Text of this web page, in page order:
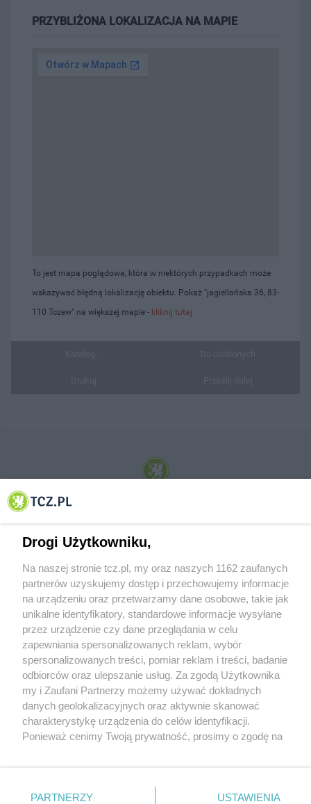
PRZYBLIŻONA LOKALIZACJA NA MAPIE
To jest mapa poglądowa, która w niektórych przypadkach może
wskazywać błędną lokalizację obiektu. Pokaż "jagiellońska 36, 83-
110 Tczew" na większej mapie - kliknij tutaj
© 2001-2026 Tczew - TCZ.PL Sp. z o.o. Internetowy Serwis Informacyjny Miasta
O FIRMIE POLITYKA PRYWATNOŚCI HOSTING
REKLAMA WSPÓŁPRACA RSS FACEBOOK KONTAKT
Nasze serwisy
Aktualności
Tcz24
Historia miasta
Muzyka i kultura
Archiwum wydarzeń
Zdjęcia miasta
Drogi Użytkowniku,
Na naszej stronie tcz.pl, my oraz naszych 1162 zaufanych
partnerów uzyskujemy dostęp i przechowujemy informacje
na urządzeniu oraz przetwarzamy dane osobowe, takie jak
unikalne identyfikatory, standardowe informacje wysyłane
przez urządzenie czy dane przeglądania w celu
zapewniania spersonalizowanych reklam, wybór
spersonalizowanych treści, pomiar reklam i treści, badanie
odbiorców oraz ulepszanie usług. Za zgodą Użytkownika
my i Zaufani Partnerzy możemy używać dokładnych
danych geolokalizacyjnych oraz aktywnie skanować
charakterystykę urządzenia do celów identyfikacji.
Ponieważ cenimy Twoją prywatność, prosimy o zgodę na
znajdujący się w lewym dolnym rogu strony
. Niektóre
PARTNERZY USTAWIENIA